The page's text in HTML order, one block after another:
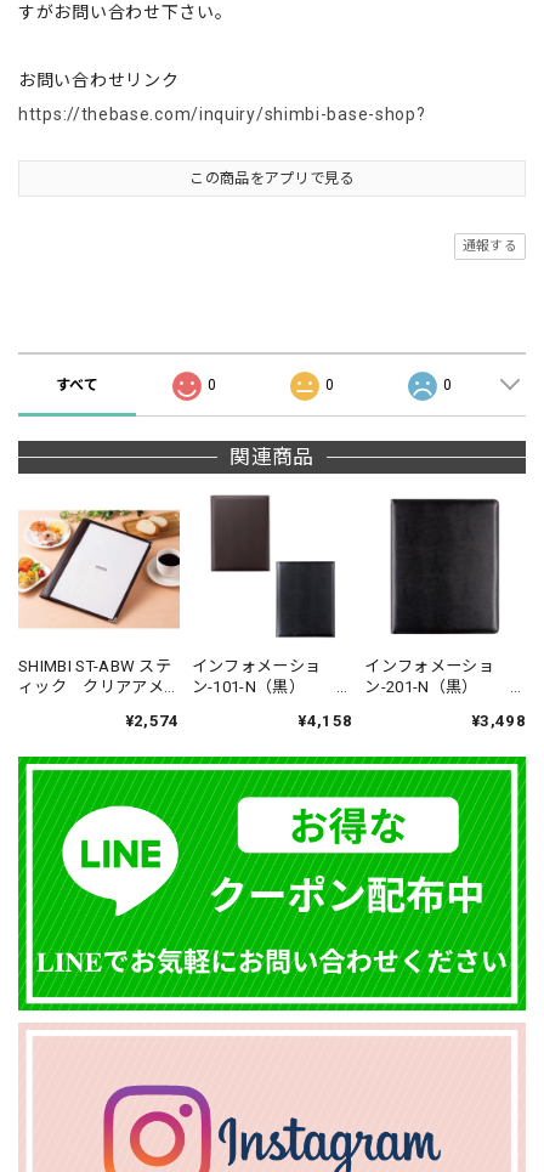
すがお問い合わせ下さい。
お問い合わせリンク
https://thebase.com/inquiry/shimbi-base-shop?
この商品をアプリで見る
通報する
すべて 0 0 0
関連商品
SHIMBI ST-ABW ステ
ィック クリアアメ
¥2,574
インフォメーショ
ン-101-N（黒）
対応 メニューブッ
¥4,158
インフォメーショ
ン-201-N（黒）
対応 メニューブッ
¥3,498